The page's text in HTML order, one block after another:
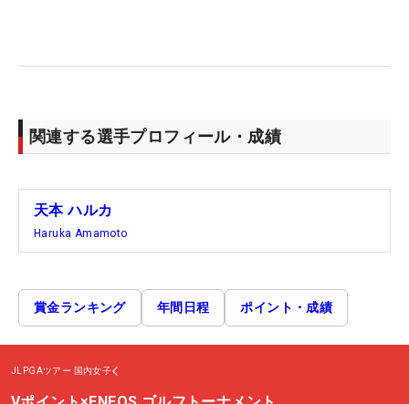
関連する選手プロフィール・成績
天本 ハルカ
Haruka Amamoto
賞金ランキング 年間日程 ポイント・成績
JLPGAツアー 国内女子